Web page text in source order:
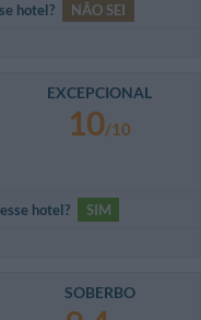
hotel?
NÃO SEI
EXCEPCIONAL
10/10
hotel?
SIM
SOBERBO